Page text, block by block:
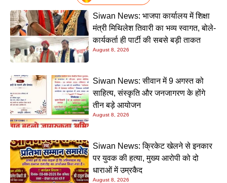
Siwan News: भाजपा कार्यालय में शिक्षा
मंत्री मिथिलेश तिवारी का भव्य स्वागत, बोले-
कार्यकर्ता ही पार्टी की सबसे बड़ी ताकत
August 8, 2026
Siwan News: सीवान में 9 अगस्त को
साहित्य, संस्कृति और जनजागरण के होंगे
तीन बड़े आयोजन
August 8, 2026
Siwan News: क्रिकेट खेलने से इनकार
पर युवक की हत्या, मुख्य आरोपी को दो
धाराओं में उम्रकैद
August 8, 2026